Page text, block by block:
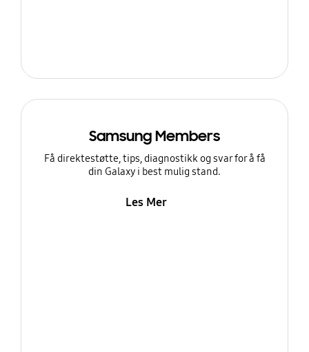
Samsung Members
Få direktestøtte, tips, diagnostikk og svar for å få
din Galaxy i best mulig stand.
Les Mer